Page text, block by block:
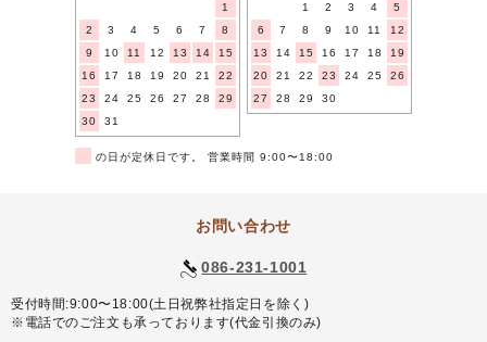
1
2
3 4 5 6 7
8
9
10 11 12 13 14
15
16
17 18 19 20 21
22
23
24 25 26 27 28
29
30
31
1
2 3 4
5
6
7 8 9 10 11
12
13
14 15 16 17 18
19
20
21 22 23 24 25
26
27
28 29 30
の日が定休日です。 営業時間 9:00〜18:00
お問い合わせ
086-231-1001
受付時間:9:00〜18:00(土日祝弊社指定日を除く)
※電話でのご注文も承っております(代金引換のみ)